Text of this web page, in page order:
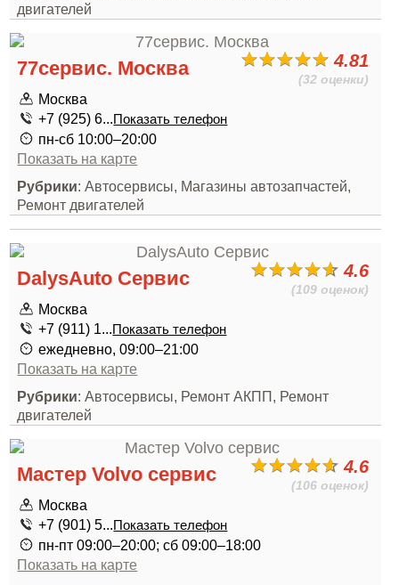
двигателей
4.81
(32 оценки)
77сервис. Москва
Москва
+7 (925) 6...Показать телефон
пн-сб 10:00–20:00
Показать на карте
Рубрики: Автосервисы, Магазины автозапчастей,
Ремонт двигателей
4.6
(109 оценок)
DalysAuto Сервис
Москва
+7 (911) 1...Показать телефон
ежедневно, 09:00–21:00
Показать на карте
Рубрики: Автосервисы, Ремонт АКПП, Ремонт
двигателей
4.6
(106 оценок)
Мастер Volvo сервис
Москва
+7 (901) 5...Показать телефон
пн-пт 09:00–20:00; сб 09:00–18:00
Показать на карте